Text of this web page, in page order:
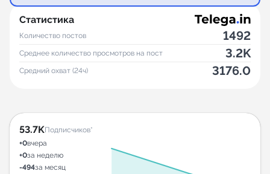
Статистика
Количество постов 1492
Среднее количество просмотров на пост 3.2K
Средний охват (24ч) 3176.0
53.7KПодписчиков*
+0вчера
+0за неделю
-494за месяц